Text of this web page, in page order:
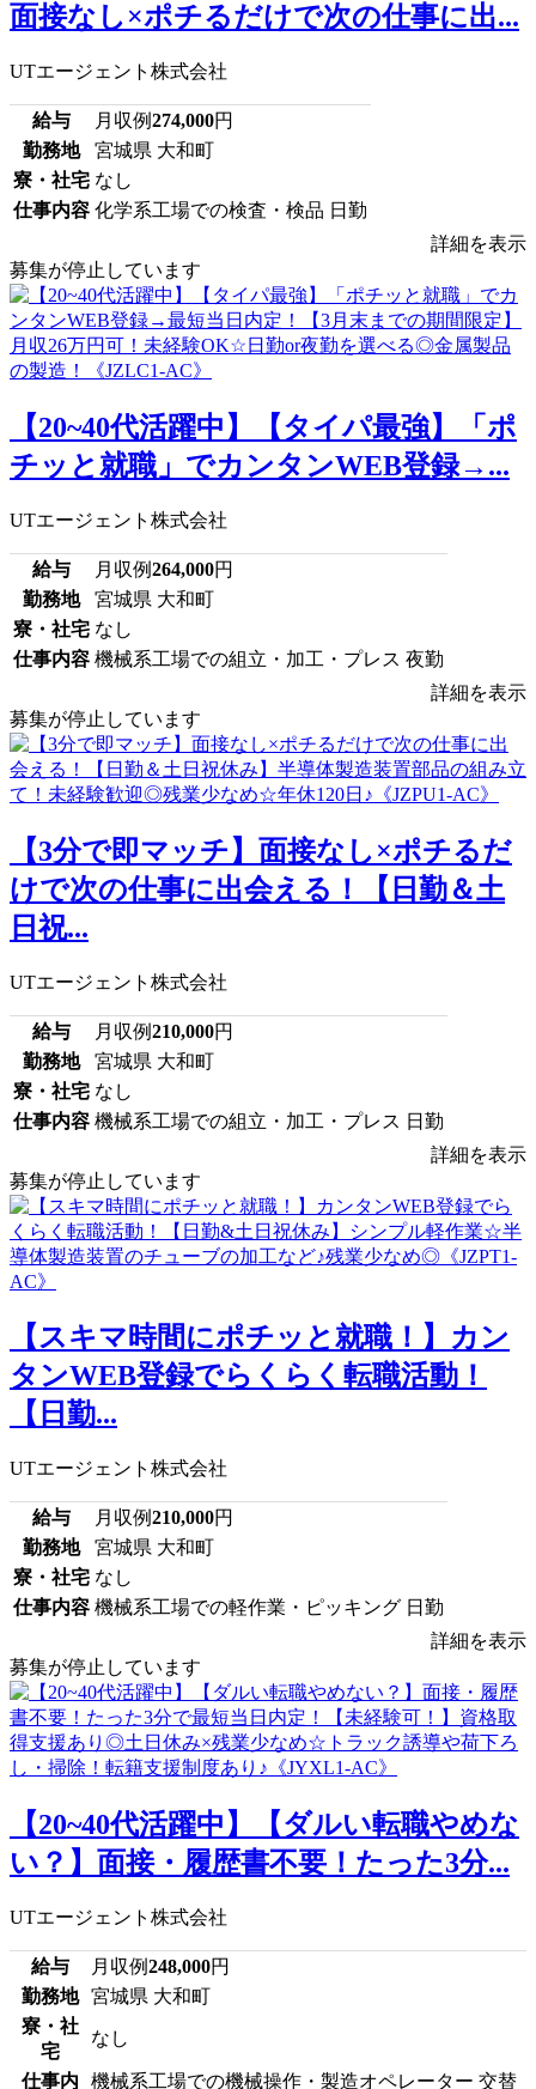
面接なし×ポチるだけで次の仕事に出...
UTエージェント株式会社
給与 月収例274,000円
勤務地
宮城県 大和町
寮・社宅 なし
仕事内容 化学系工場での検査・検品 日勤
詳細を表示
募集が停止しています
【20~40代活躍中】【タイパ最強】「ポ
チッと就職」でカンタンWEB登録→...
UTエージェント株式会社
給与 月収例264,000円
勤務地
宮城県 大和町
寮・社宅 なし
仕事内容 機械系工場での組立・加工・プレス 夜勤
詳細を表示
募集が停止しています
【3分で即マッチ】面接なし×ポチるだ
けで次の仕事に出会える！【日勤＆土
日祝...
UTエージェント株式会社
給与 月収例210,000円
勤務地
宮城県 大和町
寮・社宅 なし
仕事内容 機械系工場での組立・加工・プレス 日勤
詳細を表示
募集が停止しています
【スキマ時間にポチッと就職！】カン
タンWEB登録でらくらく転職活動！
【日勤...
UTエージェント株式会社
給与 月収例210,000円
勤務地
宮城県 大和町
寮・社宅 なし
仕事内容 機械系工場での軽作業・ピッキング 日勤
詳細を表示
募集が停止しています
【20~40代活躍中】【ダルい転職やめな
い？】面接・履歴書不要！たった3分...
UTエージェント株式会社
給与 月収例248,000円
勤務地
宮城県 大和町
寮・社
宅
なし
仕事内 機械系工場での機械操作・製造オペレーター 交替